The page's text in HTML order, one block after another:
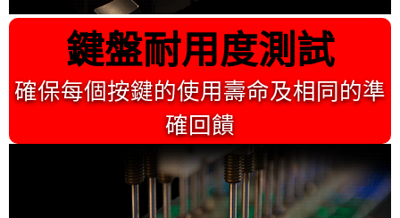
鍵盤耐用度測試
確保每個按鍵的使用壽命及相同的準
確回饋